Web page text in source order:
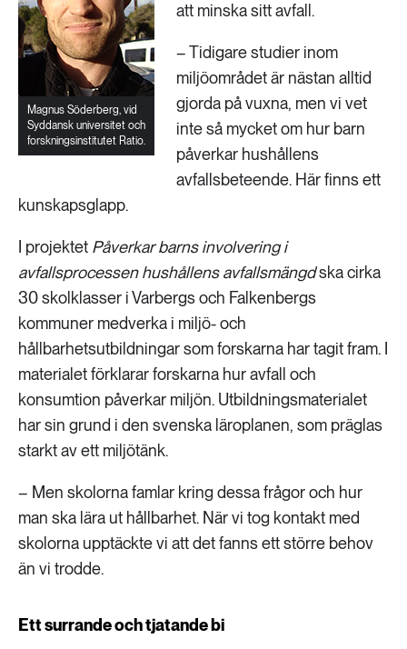
Magnus Söderberg, vid
Syddansk universitet och
forskningsinstitutet Ratio.
att minska sitt avfall.
– Tidigare studier inom
miljöområdet är nästan alltid
gjorda på vuxna, men vi vet
inte så mycket om hur barn
påverkar hushållens
avfallsbeteende. Här finns ett
kunskapsglapp.
I projektet Påverkar barns involvering i
avfallsprocessen hushållens avfallsmängdska cirka
30 skolklasser i Varbergs och Falkenbergs
kommuner medverka i miljö- och
hållbarhetsutbildningar som forskarna har tagit fram. I
materialet förklarar forskarna hur avfall och
konsumtion påverkar miljön. Utbildningsmaterialet
har sin grund i den svenska läroplanen, som präglas
starkt av ett miljötänk.
– Men skolorna famlar kring dessa frågor och hur
man ska lära ut hållbarhet. När vi tog kontakt med
skolorna upptäckte vi att det fanns ett större behov
än vi trodde.
Ett surrande och tjatande bi